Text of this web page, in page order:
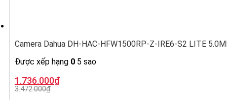
Camera Dahua DH-HAC-HFW1500RP-Z-IRE6-S2 LITE
Được xếp hạng 0 5 sao
3.472.000₫
Giá
gốc
là:
1.736.000₫
Giá
hiện
tại